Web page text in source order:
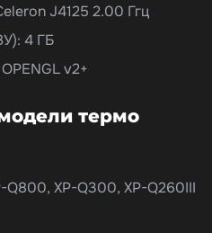
J4125 2.00 Ггц
4 ГБ
v2+
термо
Q800, XP-Q300, XP-Q260III